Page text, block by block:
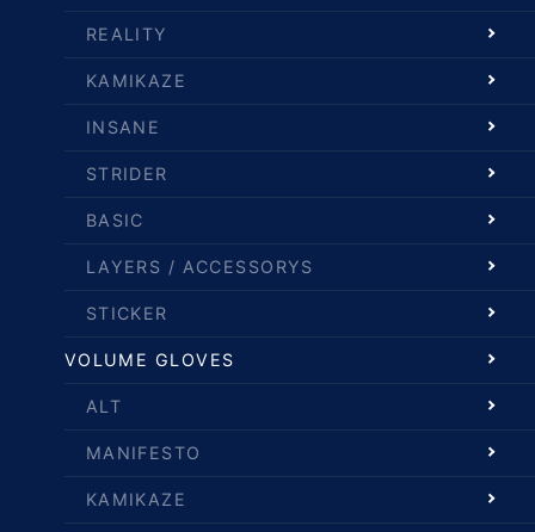
REALITY
KAMIKAZE
INSANE
STRIDER
BASIC
LAYERS / ACCESSORYS
STICKER
VOLUME GLOVES
ALT
MANIFESTO
KAMIKAZE